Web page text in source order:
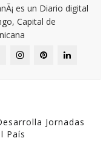
es un Diario digital
Capital de
Jornadas
País